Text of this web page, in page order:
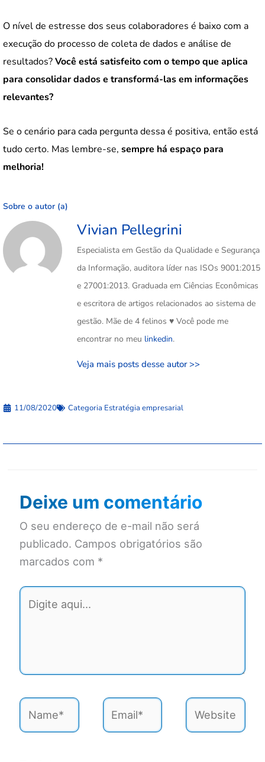
O nível de estresse dos seus colaboradores é baixo com a
execução do processo de coleta de dados e análise de
resultados?Você está satisfeito com o tempo que aplica
para consolidar dados e transformá-las em informações
relevantes?
Se o cenário para cada pergunta dessa é positiva, então está
tudo certo. Mas lembre-se, sempre há espaço para
melhoria!
Sobre o autor (a)
Vivian Pellegrini
Especialista em Gestão da Qualidade e Segurança
da Informação, auditora líder nas ISOs 9001:2015
e 27001:2013. Graduada em Ciências Econômicas
e escritora de artigos relacionados ao sistema de
gestão. Mãe de 4 felinos ♥️ Você pode me
encontrar no meu linkedin.
Veja mais posts desse autor >>
11/08/2020 Categoria Estratégia empresarial
Deixe um comentário
O seu endereço de e-mail não será
publicado. Campos obrigatórios são
marcados com *
Digite
aqui...
Name* Email* Website